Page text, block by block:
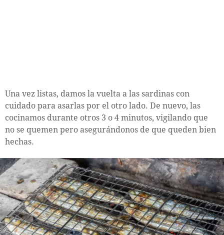
Una vez listas, damos la vuelta a las sardinas con
cuidado para asarlas por el otro lado. De nuevo, las
cocinamos durante otros 3 o 4 minutos, vigilando que
no se quemen pero asegurándonos de que queden bien
hechas.